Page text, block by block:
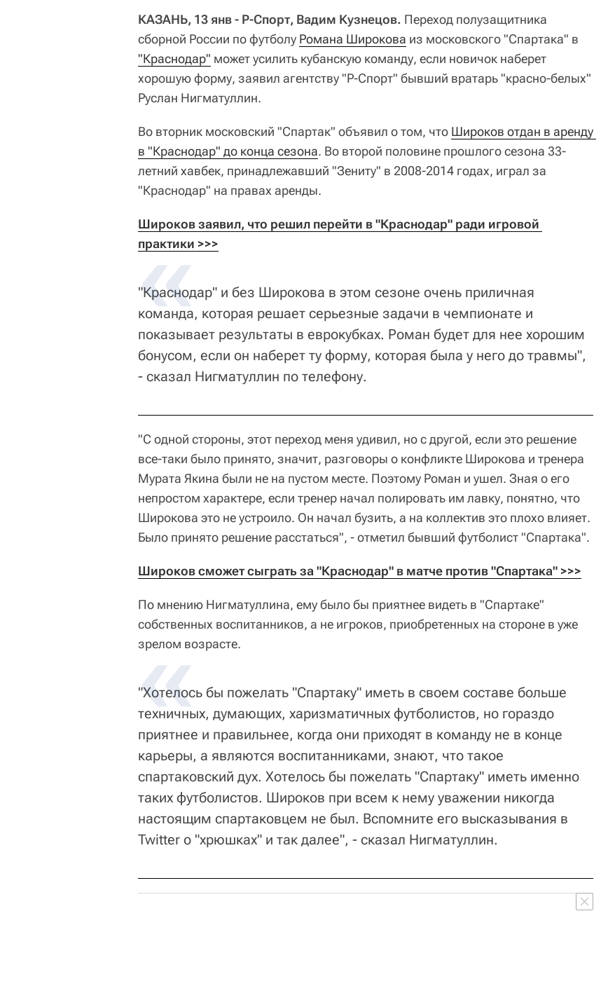
КАЗАНЬ, 13 янв - Р-Спорт, Вадим Кузнецов. Переход полузащитника
сборной России по футболу Романа Широкова из московского "Спартака" в
"Краснодар" может усилить кубанскую команду, если новичок наберет
хорошую форму, заявил агентству "Р-Спорт" бывший вратарь "красно-белых"
Руслан Нигматуллин.
Во вторник московский "Спартак" объявил о том, что Широков отдан в аренду
в "Краснодар" до конца сезона. Во второй половине прошлого сезона 33-
летний хавбек, принадлежавший "Зениту" в 2008-2014 годах, играл за
"Краснодар" на правах аренды.
Широков заявил, что решил перейти в "Краснодар" ради игровой
практики >>>
"Краснодар" и без Широкова в этом сезоне очень приличная
команда, которая решает серьезные задачи в чемпионате и
показывает результаты в еврокубках. Роман будет для нее хорошим
бонусом, если он наберет ту форму, которая была у него до травмы",
- сказал Нигматуллин по телефону.
"С одной стороны, этот переход меня удивил, но с другой, если это решение
все-таки было принято, значит, разговоры о конфликте Широкова и тренера
Мурата Якина были не на пустом месте. Поэтому Роман и ушел. Зная о его
непростом характере, если тренер начал полировать им лавку, понятно, что
Широкова это не устроило. Он начал бузить, а на коллектив это плохо влияет.
Было принято решение расстаться", - отметил бывший футболист "Спартака".
Широков сможет сыграть за "Краснодар" в матче против "Спартака" >>>
По мнению Нигматуллина, ему было бы приятнее видеть в "Спартаке"
собственных воспитанников, а не игроков, приобретенных на стороне в уже
зрелом возрасте.
"Хотелось бы пожелать "Спартаку" иметь в своем составе больше
техничных, думающих, харизматичных футболистов, но гораздо
приятнее и правильнее, когда они приходят в команду не в конце
карьеры, а являются воспитанниками, знают, что такое
спартаковский дух. Хотелось бы пожелать "Спартаку" иметь именно
таких футболистов. Широков при всем к нему уважении никогда
настоящим спартаковцем не был. Вспомните его высказывания в
Twitter о "хрюшках" и так далее", - сказал Нигматуллин.